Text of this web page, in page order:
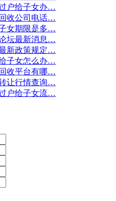
户给子女办…
收公司电话…
女期限是多…
坛最新消息…
新政策规定…
子女怎么办…
收平台有哪…
让行情查询…
户给子女流…